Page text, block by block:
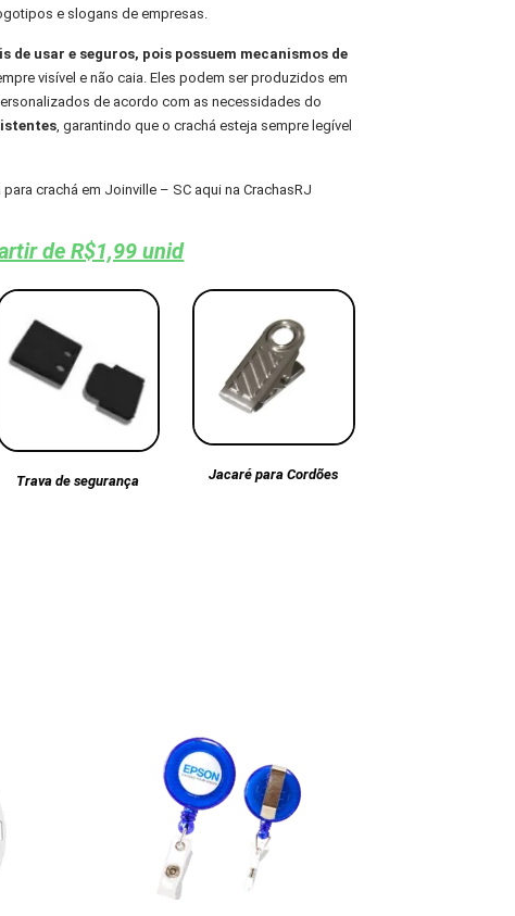
e slogans de empresas.
de usar e seguros, pois possuem mecanismos de
visível e não caia. Eles podem ser produzidos em
de acordo com as necessidades do
, garantindo que o crachá esteja sempre legível
crachá em Joinville – SC aqui na CrachasRJ
de R$1,99 unid
Trava de segurança
Jacaré para Cordões